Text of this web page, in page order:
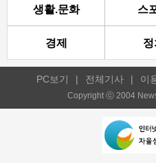
생활.문화 스
경제 정
PC보기 | 전체기사 | 이
Copyright ⓒ 2004